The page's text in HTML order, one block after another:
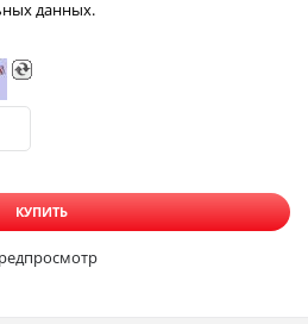
данных.